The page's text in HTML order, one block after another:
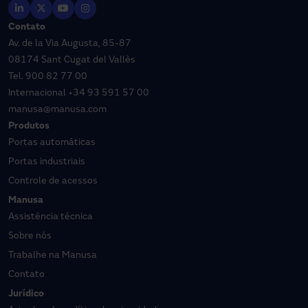
Contato
Av. de la Via Augusta, 85-87
08174 Sant Cugat del Vallès
Tel. 900 82 77 00
Internacional +34 93 591 57 00
manusa@manusa.com
Produtos
Portas automáticas
Portas industriais
Controle de acessos
Manusa
Assistência técnica
Sobre nós
Trabalhe na Manusa
Contato
Jurídico